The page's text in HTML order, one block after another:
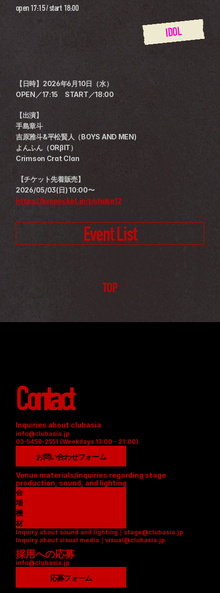
open 17:15 / start 18:00
IDOL
【日時】2026年6月10日（水）
OPEN／17:15　START／18:00
【出演】
手島章斗
吉原雅斗&平松賢人（BOYS AND MEN)
よんふん（ORβIT）
Crimson Crat Clan
【チケット先着販売】
2026/05/03(日) 10:00〜
https://livepocket.jp/t/shake12
Event List
TOP
Contact
Inquiries about clubasia
info@clubasia.jp
03-5458-2551 (Weekdays 13:00 - 21:00)
お問い合わせフォーム
Venue materials/inquiries regarding stage
production, sound, and lighting
会
場
資
料
(
P
D
F
機
材
リ
ス
ト
(
D
Inquiry about sound and lighting｜stage@clubasia.jp
Inquiry about visual media｜visual@clubasia.jp
採用への応募
info@clubasia.jp
応募フォーム